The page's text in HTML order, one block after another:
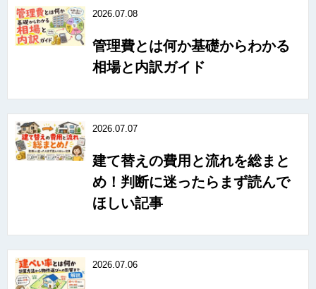
2026.07.08
管理費とは何か基礎からわかる
相場と内訳ガイド
2026.07.07
建て替えの費用と流れを総まと
め！判断に迷ったらまず読んで
ほしい記事
2026.07.06